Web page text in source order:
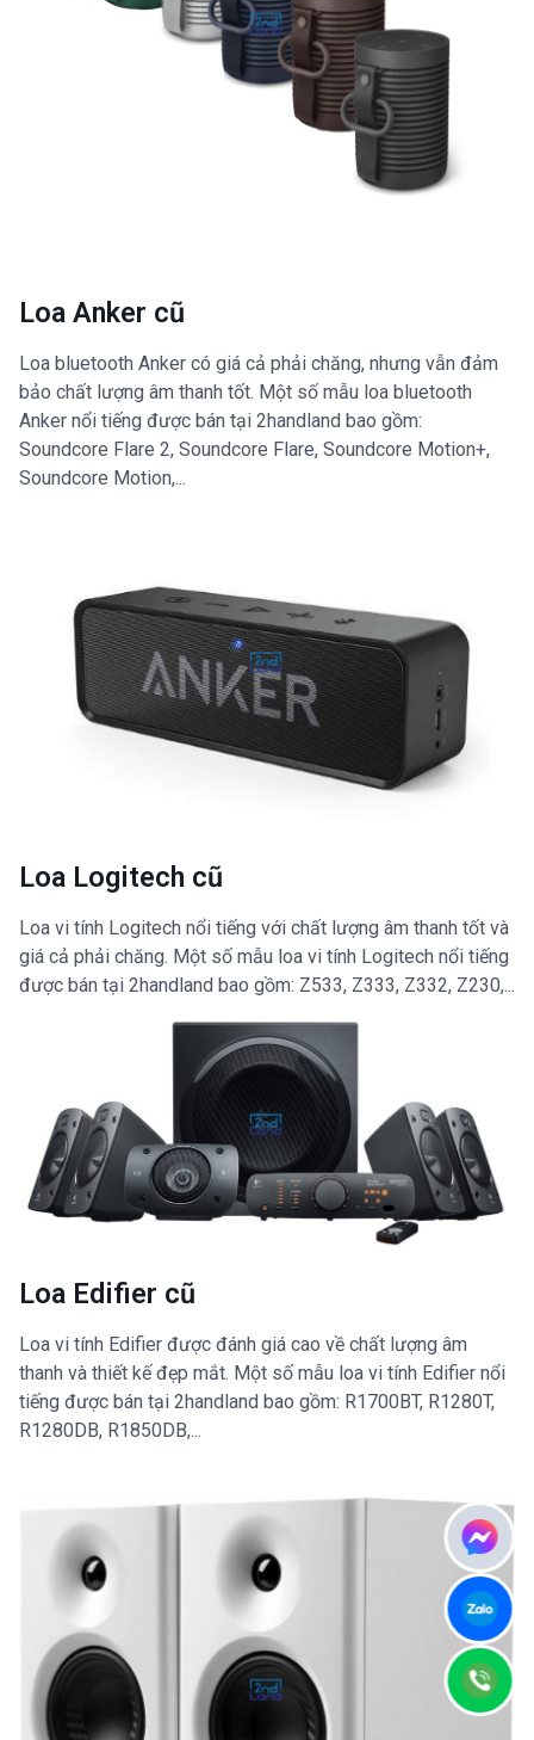
Loa Anker cũ
Loa bluetooth Anker có giá cả phải chăng, nhưng vẫn đảm
bảo chất lượng âm thanh tốt. Một số mẫu loa bluetooth
Anker nổi tiếng được bán tại 2handland bao gồm:
Soundcore Flare 2, Soundcore Flare, Soundcore Motion+,
Soundcore Motion,...
Loa Logitech cũ
Loa vi tính Logitech nổi tiếng với chất lượng âm thanh tốt và
giá cả phải chăng. Một số mẫu loa vi tính Logitech nổi tiếng
được bán tại 2handland bao gồm: Z533, Z333, Z332, Z230,...
Loa Edifier cũ
Loa vi tính Edifier được đánh giá cao về chất lượng âm
thanh và thiết kế đẹp mắt. Một số mẫu loa vi tính Edifier nổi
tiếng được bán tại 2handland bao gồm: R1700BT, R1280T,
R1280DB, R1850DB,...